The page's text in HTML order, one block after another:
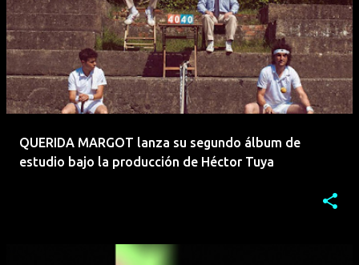
QUERIDA MARGOT lanza su segundo álbum de
estudio bajo la producción de Héctor Tuya